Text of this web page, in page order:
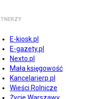
E-kiosk.pl
E-gazety.pl
Nexto.pl
Mała księgowość
Kancelarierp.pl
Wieści Rolnicze